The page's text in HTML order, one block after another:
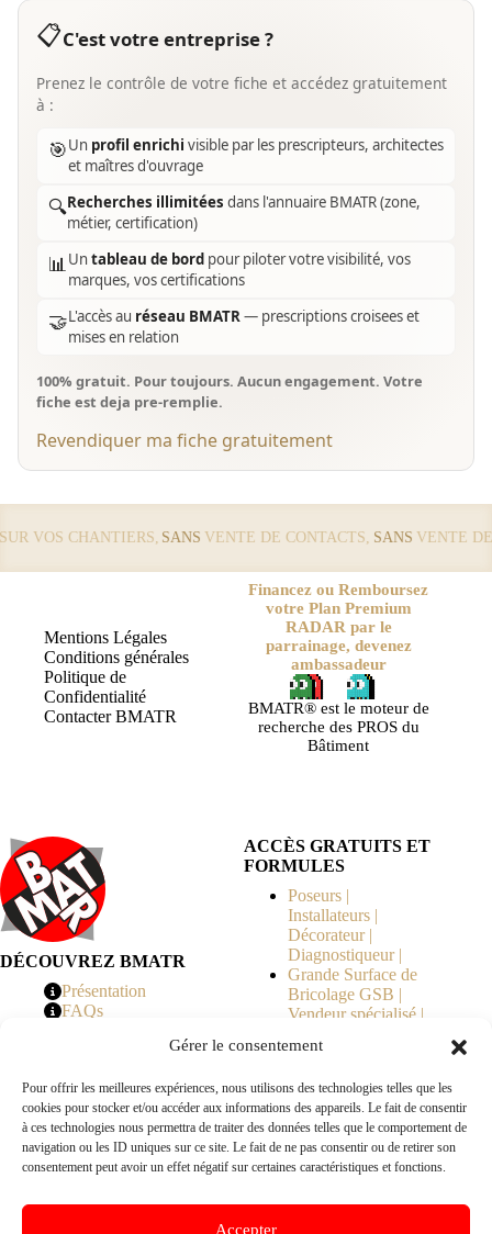
Gérer le consentement
Pour offrir les meilleures expériences, nous utilisons des technologies telles que les
cookies pour stocker et/ou accéder aux informations des appareils. Le fait de consentir
à ces technologies nous permettra de traiter des données telles que le comportement de
navigation ou les ID uniques sur ce site. Le fait de ne pas consentir ou de retirer son
consentement peut avoir un effet négatif sur certaines caractéristiques et fonctions.
Accepter
📋C'est votre entreprise ?
Prenez le contrôle de votre fiche et accédez gratuitement
à :
🎯Un profil enrichi visible par les prescripteurs, architectes
et maîtres d'ouvrage
🔍Recherches illimitées dans l'annuaire BMATR (zone,
métier, certification)
📊Untableau de bord pour piloter votre visibilité, vos
marques, vos certifications
🤝L'accès au réseau BMATR— prescriptions croisees et
mises en relation
100% gratuit. Pour toujours. Aucun engagement. Votre
fiche est deja pre-remplie.
Revendiquer ma fiche gratuitement
VOS CHANTIERS, SANSVENTE DE CONTACTS,SANSVENTE DE
Mentions Légales
Conditions générales
Politique de
Confidentialité
Contacter BMATR
Financez ou Remboursez
votre Plan Premium
RADAR par le
parrainage, devenez
ambassadeur
BMATR® est le moteur de
recherche des PROS du
Bâtiment
DÉCOUVREZ BMATR
Présentation
FAQs
ACCÈS GRATUITS ET
FORMULES
Poseurs |
Installateurs |
Décorateur |
Diagnostiqueur |
Grande Surface de
Bricolage GSB |
Vendeur spécialisé |
Copropriété | MOE |
en Travaux |
Fabricants | Marque |
© 2026 BMATR® — Tous droits réservés.